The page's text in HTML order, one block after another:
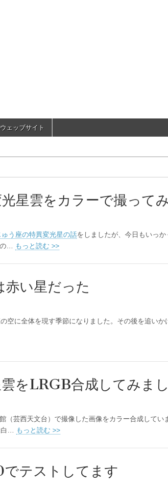
ひとりごと
ェッブサイト
星雲をカラーで撮って
う座の特異変光星の話をしましたが、今日もいっ
…
もっと読む >>
い星だった
空に全体を現す季節になりました。その後を追いか
をLRGB合成してみま
（芸西天文台）で撮像した画像をカラー合成してい
白…
もっと読む >>
テストしてます